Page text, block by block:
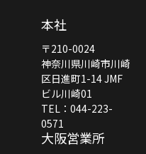
本社
〒210-0024
神奈川県川崎市川崎
区日進町1-14 JMF
ビル川崎01
TEL：044-223-
0571
大阪営業所